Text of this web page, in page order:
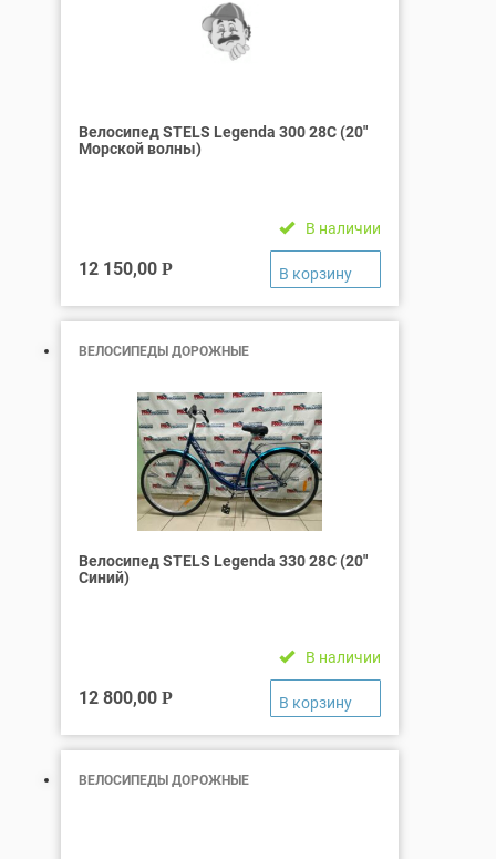
Велосипед STELS Legenda 300 28C (20″
Морской волны)
В наличии
12 150,00 Р
ВЕЛОСИПЕДЫ ДОРОЖНЫЕ
Велосипед STELS Legenda 330 28C (20″
Синий)
В наличии
12 800,00 Р
ВЕЛОСИПЕДЫ ДОРОЖНЫЕ